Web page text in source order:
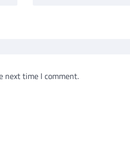
next time I comment.